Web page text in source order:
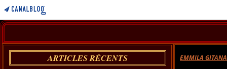
ARTICLES RÉCENTS EMMILA GITANA